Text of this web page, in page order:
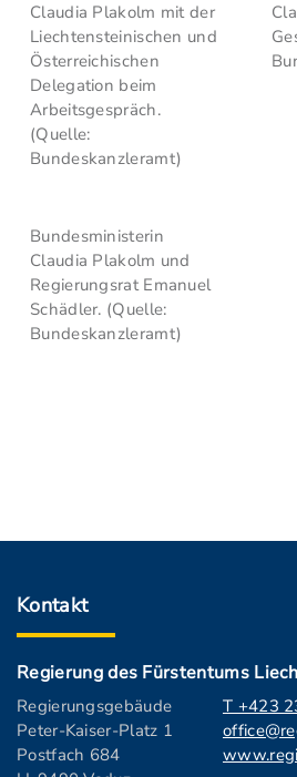
Claudia Plakolm mit der
Liechtensteinischen und
Österreichischen
Delegation beim
Arbeitsgespräch.
(Quelle:
Bundeskanzleramt)
Bundesministerin
Claudia Plakolm und
Regierungsrat Emanuel
Schädler. (Quelle:
Bundeskanzleramt)
Kontakt
Regierung des Fürstentums
Regierungsgebäude
Peter-Kaiser-Platz 1
Postfach 684
T +423